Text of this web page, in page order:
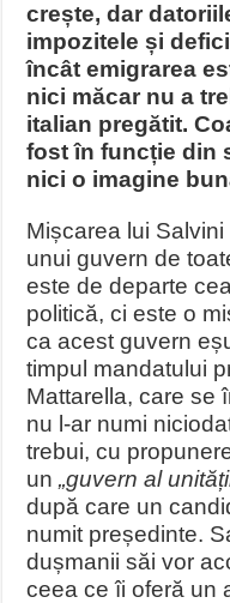
crește, dar
impozitele și
încât emigrarea
nici măcar nu a
italian pregătit.
fost în funcție din
nici o imagine
Mișcarea lui
unui guvern de
este de departe
politică, ci este o
ca acest guvern
timpul mandatului
Mattarella, care se
nu l-ar numi
trebui, cu
un„guvern al
după care un
numit președinte.
dușmanii săi vor
ceea ce îi oferă un